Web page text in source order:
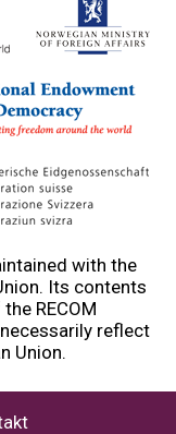
with the
Its contents
RECOM
reflect
Union.